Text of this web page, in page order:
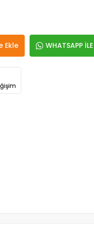
Ekle WHATSAPP